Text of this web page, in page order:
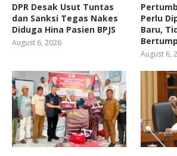
DPR Desak Usut Tuntas
dan Sanksi Tegas Nakes
Diduga Hina Pasien BPJS
August 6, 2026
Perlu
Baru,
August 6,